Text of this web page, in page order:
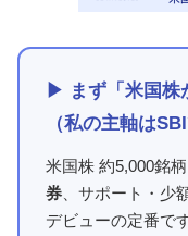
▶ まず「米国株
（私の主軸は
米国株 約5,000銘
券 、サポート・少
デビューの定番で